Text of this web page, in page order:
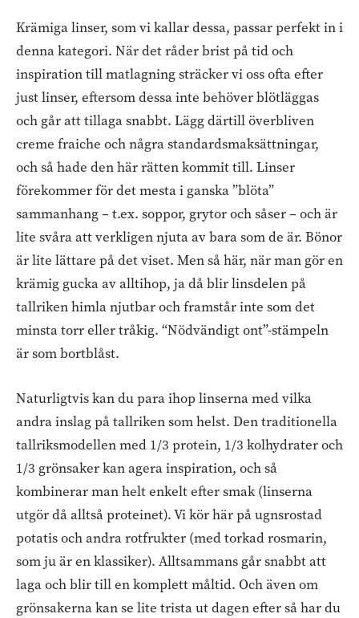
Krämiga linser, som vi kallar dessa, passar perfekt in i
denna kategori. När det råder brist på tid och
inspiration till matlagning sträcker vi oss ofta efter
just linser, eftersom dessa inte behöver blötläggas
och går att tillaga snabbt. Lägg därtill överbliven
creme fraiche och några standardsmaksättningar,
och så hade den här rätten kommit till. Linser
förekommer för det mesta i ganska ”blöta”
sammanhang – t.ex. soppor, grytor och såser – och är
lite svåra att verkligen njuta av bara som de är. Bönor
är lite lättare på det viset. Men så här, när man gör en
krämig gucka av alltihop, ja då blir linsdelen på
tallriken himla njutbar och framstår inte som det
minsta torr eller tråkig. “Nödvändigt ont”-stämpeln
är som bortblåst.
Naturligtvis kan du para ihop linserna med vilka
andra inslag på tallriken som helst. Den traditionella
tallriksmodellen med 1/3 protein, 1/3 kolhydrater och
1/3 grönsaker kan agera inspiration, och så
kombinerar man helt enkelt efter smak (linserna
utgör då alltså proteinet). Vi kör här på ugnsrostad
potatis och andra rotfrukter (med torkad rosmarin,
som ju är en klassiker). Alltsammans går snabbt att
laga och blir till en komplett måltid. Och även om
grönsakerna kan se lite trista ut dagen efter så har du